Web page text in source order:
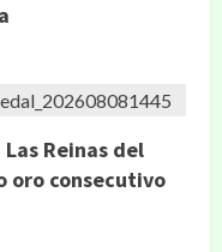
Reinas del
oro consecutivo